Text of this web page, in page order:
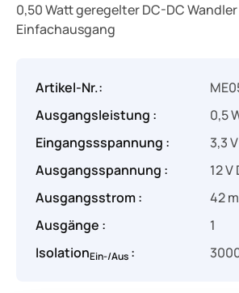
0,50 Watt geregelter DC-DC
Einfachausgang
Artikel-Nr.:
Ausgangsleistung :
0,5
Eingangssspannung :
3,3
Ausgangsspannung :
12 V
Ausgangsstrom :
42
Ausgänge :
1
IsolationEin-/Aus :